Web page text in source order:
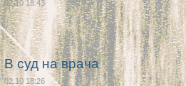
02.10 18:43
В суд на врача
02.10 18:26